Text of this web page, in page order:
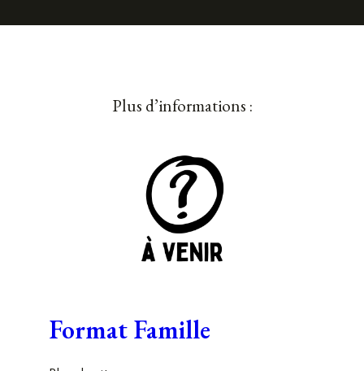
Plus d’informations :
Format Famille